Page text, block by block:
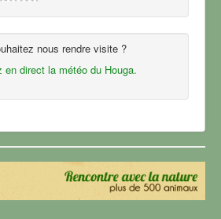
nous rendre visite ?
en direct la météo du Houga.